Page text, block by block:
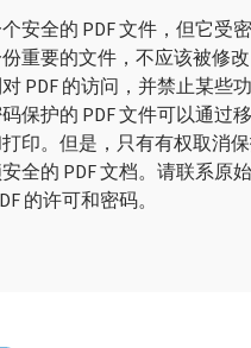
安全的 PDF 文件，但它受
重要的文件，不应该被修
PDF 的访问，并禁止某些
保护的 PDF 文件可以通过
印。但是，只有有权取消
全的 PDF 文档。请联系原始
的许可和密码。